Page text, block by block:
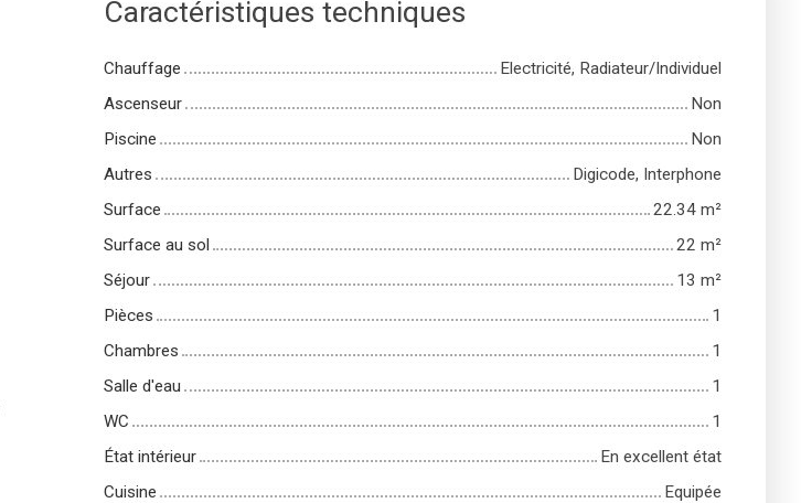
Caractéristiques techniques
Chauffage
Electricité, Radiateur/Individuel
Ascenseur
Non
Piscine
Non
Autres
Digicode, Interphone
Surface
22.34 m²
Surface au sol
22 m²
Séjour
13 m²
Pièces
1
Chambres
1
Salle d'eau
1
WC
1
État intérieur
En excellent état
Cuisine
Equipée